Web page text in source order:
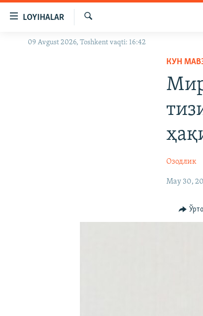
Бош
LOYIHALAR
OZODLIK SURISHTIRUVLARI
Излаш
09 Avgust 2026, Toshkent vaqti: 16:42
КУН
Озодлик
May 30,